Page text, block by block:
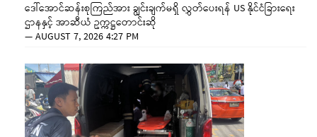
ဒေါ်အောင်ဆန်းစုကြည်အား ချွင်းချက်မရှိ လွှတ်ပေးရန် US နိုင်ငံခြားရေး
ဌာနနှင့် အာဆီယံ ဥက္ကဋ္ဌတောင်းဆို
—AUGUST 7, 2026 4:27 PM